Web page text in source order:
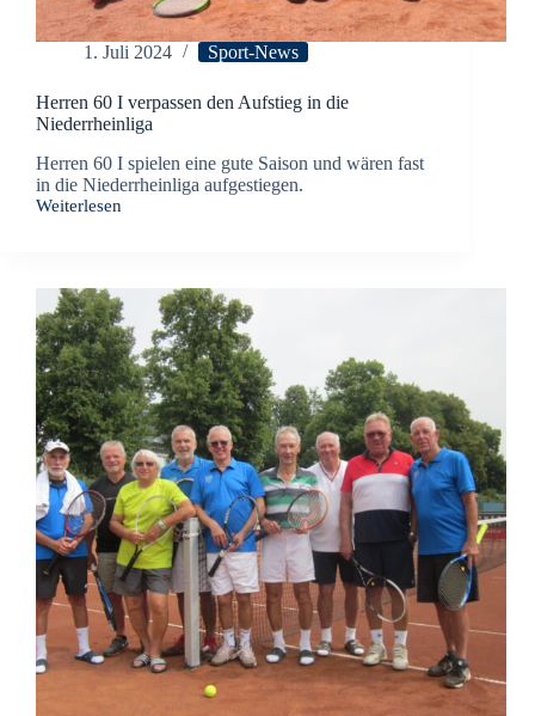
1. Juli 2024 Sport-News
Herren 60 I verpassen den Aufstieg in die
Niederrheinliga
Herren 60 I spielen eine gute Saison und wären fast
in die Niederrheinliga aufgestiegen.
Weiterlesen
Herren
den
Aufstieg
in
die
Niederrheinliga